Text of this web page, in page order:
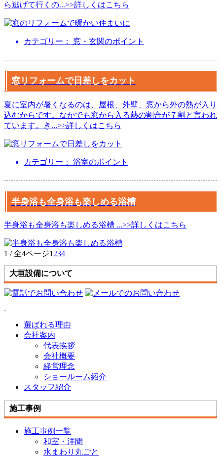
ら逃げて行くの...>>詳しくはこちら
カテゴリー： 窓・玄関のポイント
窓リフォームで日差しをカット
夏に室内が暑くなるのは、屋根、外壁、窓から外の熱が入り
込むからです。なかでも窓から入る熱の割合が７割と言われ
ています。き ...>>詳しくはこちら
カテゴリー： 浴室のポイント
半身浴も全身浴も楽しめる浴槽
半身浴も全身浴も楽しめる浴槽 ...>>詳しくはこちら
1 / 全4ページ1 234
大垣設備について
選ばれる理由
会社案内
代表挨拶
会社概要
経営理念
ショールーム紹介
スタッフ紹介
施工事例
施工事例一覧
和室・洋間
水まわり丸ごと